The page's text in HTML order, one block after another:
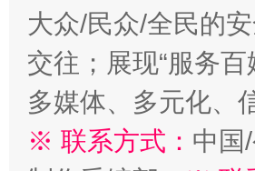
大众/民众/全民的
交往；展现“服务
多媒体、多元化、
※ 联系方式： 中国